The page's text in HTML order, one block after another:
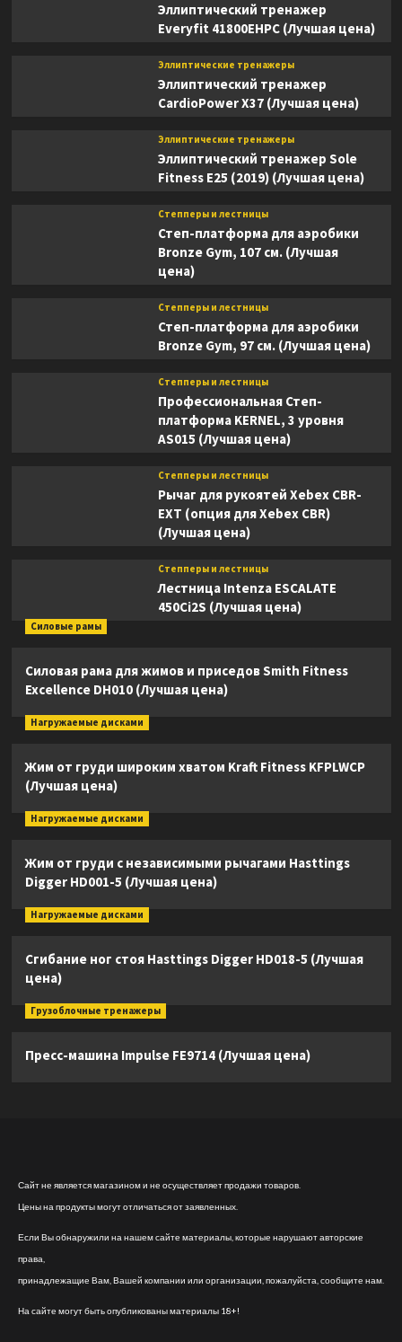
Эллиптический тренажер
Everyfit 41800EHPC (Лучшая цена)
Эллиптические тренажеры
Эллиптический тренажер
CardioPower X37 (Лучшая цена)
Эллиптические тренажеры
Эллиптический тренажер Sole
Fitness E25 (2019) (Лучшая цена)
Степперы и лестницы
Степ-платформа для аэробики
Bronze Gym, 107 см. (Лучшая
цена)
Степперы и лестницы
Степ-платформа для аэробики
Bronze Gym, 97 см. (Лучшая цена)
Степперы и лестницы
Профессиональная Степ-
платформа KERNEL, 3 уровня
AS015 (Лучшая цена)
Степперы и лестницы
Рычаг для рукоятей Xebex CBR-
EXT (опция для Xebex CBR)
(Лучшая цена)
Степперы и лестницы
Лестница Intenza ESCALATE
450Ci2S (Лучшая цена)
Силовые рамы
Силовая рама для жимов и приседов Smith Fitness
Excellence DH010 (Лучшая цена)
Нагружаемые дисками
Жим от груди широким хватом Kraft Fitness KFPLWCP
(Лучшая цена)
Нагружаемые дисками
Жим от груди с независимыми рычагами Hasttings
Digger HD001-5 (Лучшая цена)
Нагружаемые дисками
Сгибание ног стоя Hasttings Digger HD018-5 (Лучшая
цена)
Грузоблочные тренажеры
Пресс-машина Impulse FE9714 (Лучшая цена)
Сайт не является магазином и не осуществляет продажи товаров.
Цены на продукты могут отличаться от заявленных.
Если Вы обнаружили на нашем сайте материалы, которые нарушают авторские
права,
принадлежащие Вам, Вашей компании или организации, пожалуйста, сообщите нам.
На сайте могут быть опубликованы материалы 18+!